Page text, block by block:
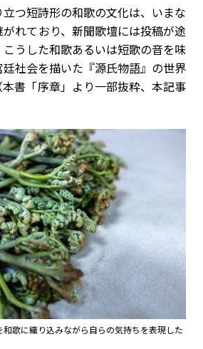
つ短詩形の和歌の文化は、いまな
れており、新聞歌壇には投稿が途
うした和歌あるいは短歌の音を味
社会を描いた『源氏物語』の世界
書「序章」より一部抜粋、本記事
歌に織り込みながら自らの気持ちを表現した